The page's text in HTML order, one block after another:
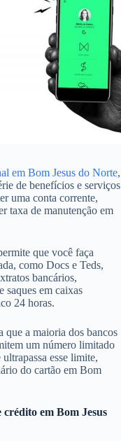
em Bom Jesus do Norte,
de benefícios e serviços
uma conta corrente,
taxa de manutenção em
que você faça
como Docs e Teds,
bancários,
saques em caixas
24 horas.
que a maioria dos bancos
um número limitado
esse limite,
do cartão em Bom
crédito em Bom Jesus